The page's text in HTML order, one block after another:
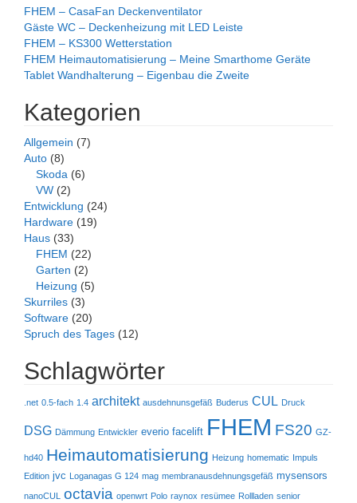
FHEM – CasaFan Deckenventilator
Gäste WC – Deckenheizung mit LED Leiste
FHEM – KS300 Wetterstation
FHEM Heimautomatisierung – Meine Smarthome Geräte
Tablet Wandhalterung – Eigenbau die Zweite
Kategorien
Allgemein (7)
Auto (8)
Skoda (6)
VW (2)
Entwicklung (24)
Hardware (19)
Haus (33)
FHEM (22)
Garten (2)
Heizung (5)
Skurriles (3)
Software (20)
Spruch des Tages (12)
Schlagwörter
.net 0.5-fach 1.4 architekt ausdehnunsgefäß Buderus CUL Druck
DSG Dämmung Entwickler everio facelift FHEM FS20 GZ-
hd40 Heimautomatisierung Heizung homematic
Impuls
Edition jvc Loganagas G 124 mag membranausdehnungsgefäß mysensors
nanoCUL octavia openwrt Polo raynox resümee Rollladen senior